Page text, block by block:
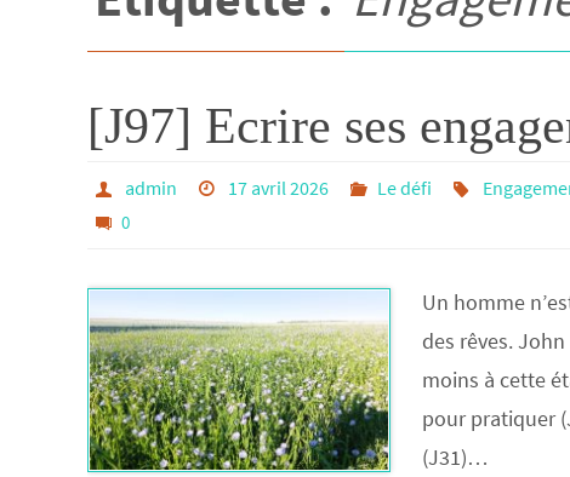
[J97] Ecrire ses
admin 17 avril 2026 Le défi
0
Un homme
des rêves.
moins à cette
pour pratiquer
(J31)…